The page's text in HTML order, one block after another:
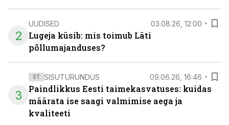
2
UUDISED 03.08.26, 12:00
Lugeja küsib: mis toimub Läti
põllumajanduses?
3
ST SISUTURUNDUS 09.06.26, 16:46
Paindlikkus Eesti taimekasvatuses: kuidas
määrata ise saagi valmimise aega ja
kvaliteeti